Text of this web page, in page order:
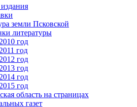
земли Псковской
литературы
2010 год
2011 год
2012 год
2013 год
2014 год
2015 год
область на страницах
газет